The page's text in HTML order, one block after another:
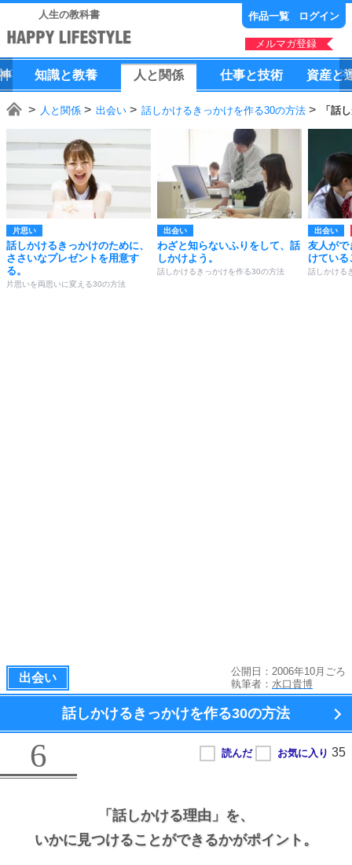
人生の教科書 作品一覧 ログイン
メルマガ登録
知識と教養 人 と 関係 仕事と技術 資産と
人と関係 出会い 話しかけるきっかけを作る30の方法 「話
片思い
話しかけるきっかけのために、
ささいなプレゼントを用意す
る。
片思いを両思いに変える30の方法
出会い
わざと知らないふりをして、話
しかけよう。
話しかけるきっかけを作る30の方法
出会い
友人がで
けている
話しかける
出会い
公開日：2006年10月ごろ
執筆者： 水口貴博
話しかけるきっかけを作る30の方法
6
「話しかける理由」を、
いかに見つけることができるかがポイント。